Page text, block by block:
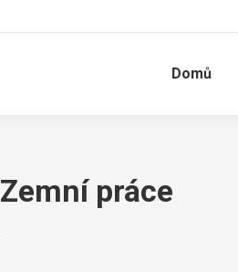
Domů
Zemní práce